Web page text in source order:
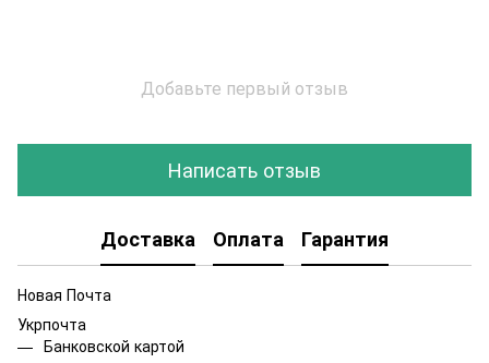
Добавьте первый отзыв
Написать отзыв
Доставка Оплата Гарантия
Новая Почта
Укрпочта
Банковской картой